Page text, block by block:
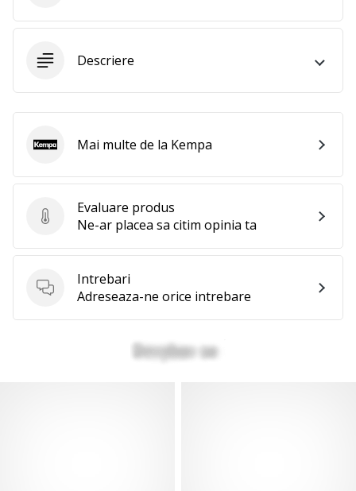
Descriere
Evaluare produs
Evaluare produs
Ne-ar placea sa citim opinia ta
Intrebari
Intrebari
Adreseaza-ne orice intrebare
KempaMai multe de la Kempa